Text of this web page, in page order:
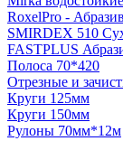
RoxelPro -
SMIRDEX 510
FASTPLUS
Полоса 70*420
Отрезные и
Круги 125мм
Круги 150мм
Рулоны 70мм*12м